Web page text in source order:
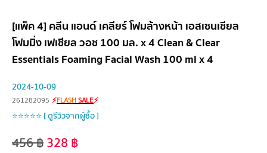
[แพ็ค 4] คลีน แอนด์ เคลียร์ โฟมล้างหน้า เอสเซนเชียล
โฟมมิ่ง เฟเชียล วอช 100 มล. x 4 Clean & Clear
Essentials Foaming Facial Wash 100 ml x 4
2024-10-09
261282095 ⚡FLASHSALE⚡
⭐⭐⭐⭐⭐ [ ดูรีวิวจากผู้ซื้อ ]
456฿328 ฿